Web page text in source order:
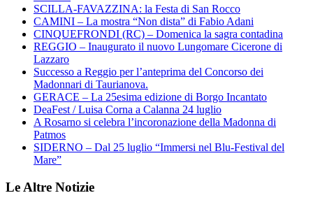
SCILLA-FAVAZZINA: la Festa di San Rocco
CAMINI – La mostra “Non dista” di Fabio Adani
CINQUEFRONDI (RC) – Domenica la sagra contadina
REGGIO – Inaugurato il nuovo Lungomare Cicerone di
Lazzaro
Successo a Reggio per l’anteprima del Concorso dei
Madonnari di Taurianova.
GERACE – La 25esima edizione di Borgo Incantato
DeaFest / Luisa Corna a Calanna 24 luglio
A Rosarno si celebra l’incoronazione della Madonna di
Patmos
SIDERNO – Dal 25 luglio “Immersi nel Blu-Festival del
Mare”
Le Altre Notizie